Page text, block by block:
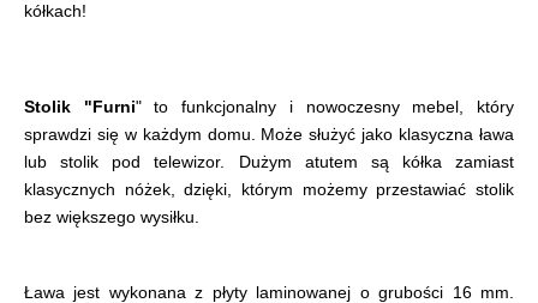
kółkach!
Stolik "Furni" to funkcjonalny i nowoczesny mebel, który
sprawdzi się w każdym domu. Może służyć jako klasyczna ława
lub stolik pod telewizor. Dużym atutem są kółka zamiast
klasycznych nóżek, dzięki, którym możemy przestawiać stolik
bez większego wysiłku.
Ława jest wykonana z płyty laminowanej o grubości 16 mm.